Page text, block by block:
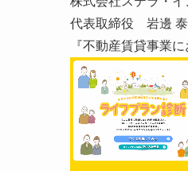
代表取締役 岩邊
『不動産賃貸事業